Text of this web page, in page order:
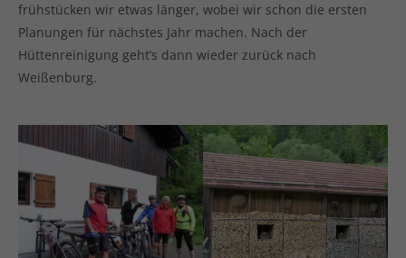
frühstücken wir etwas länger, wobei wir schon die ersten
Planungen für nächstes Jahr machen. Nach der
Hüttenreinigung geht’s dann wieder zurück nach
Weißenburg.